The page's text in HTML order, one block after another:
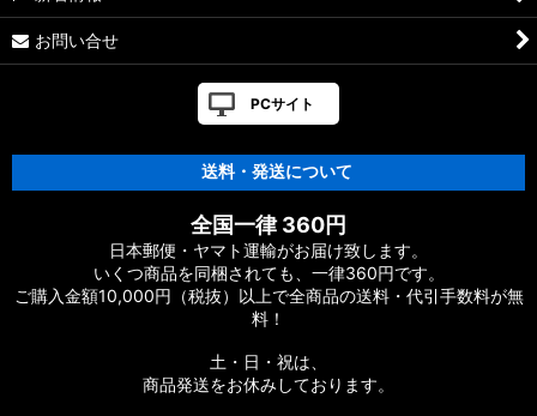
お問い合せ
PCサイト
送料・発送について
全国一律 360円
日本郵便・ヤマト運輸がお届け致します。
いくつ商品を同梱されても、一律360円です。
ご購入金額10,000円（税抜）以上で全商品の送料・代引手数料が無
料！
土・日・祝は、
商品発送をお休みしております。